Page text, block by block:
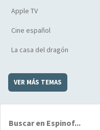
Apple TV
Cine español
La casa del dragón
VER MÁS TEMAS